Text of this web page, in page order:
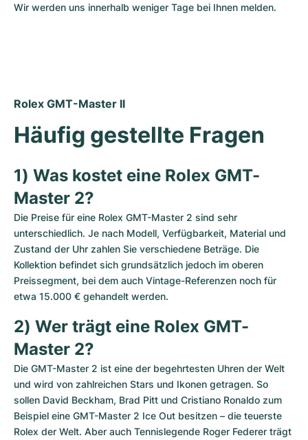
Wir werden uns innerhalb weniger Tage bei Ihnen melden.
Rolex GMT-Master II
Häufig gestellte Fragen
1) Was kostet eine Rolex GMT-
Master 2?
Die Preise für eine Rolex GMT-Master 2 sind sehr
unterschiedlich. Je nach Modell, Verfügbarkeit, Material und
Zustand der Uhr zahlen Sie verschiedene Beträge. Die
Kollektion befindet sich grundsätzlich jedoch im oberen
Preissegment, bei dem auch Vintage-Referenzen noch für
etwa 15.000 € gehandelt werden.
2) Wer trägt eine Rolex GMT-
Master 2?
Die GMT-Master 2 ist eine der begehrtesten Uhren der Welt
und wird von zahlreichen Stars und Ikonen getragen. So
sollen David Beckham, Brad Pitt und Cristiano Ronaldo zum
Beispiel eine GMT-Master 2 Ice Out besitzen – die teuerste
Rolex der Welt. Aber auch Tennislegende Roger Federer trägt